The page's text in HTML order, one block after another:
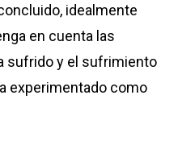
idealmente
en cuenta las
sufrido y el sufrimiento
experimentado como